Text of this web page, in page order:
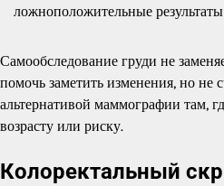
ложноположительные результаты
Самообследование груди не
помочь заметить изменения, но не
альтернативой маммографии там,
возрасту или риску.
Колоректальный